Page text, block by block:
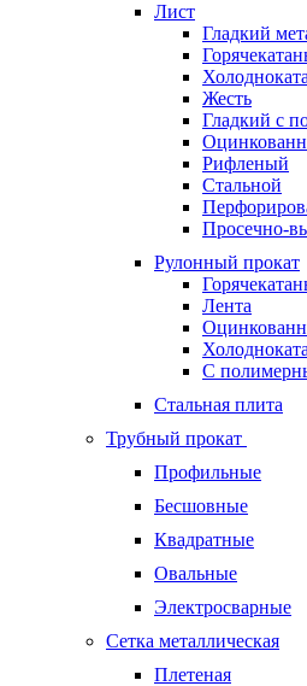
Лист
Гладкий
Жесть
Гладкий с
Рифленый
Стальной
Просечно-
Рулонный прокат
Лента
С
Стальная плита
Трубный прокат
Профильные
Бесшовные
Квадратные
Овальные
Электросварные
Сетка металлическая
Плетеная